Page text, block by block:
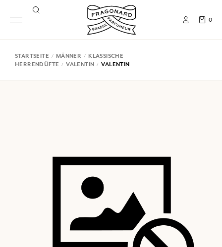
0
STARTSEITE MÄNNER
KLASSISCHE
HERRENDÜFTE
VALENTIN VALENTIN